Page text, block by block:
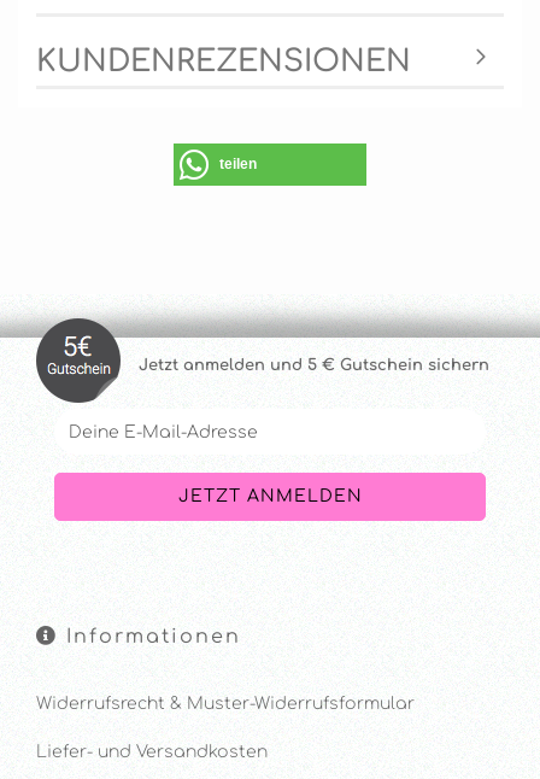
KUNDENREZENSIONEN
teilen
Jetzt anmelden und 5 € Gutschein sichern
Informationen
Widerrufsrecht & Muster-Widerrufsformular
Liefer- und Versandkosten